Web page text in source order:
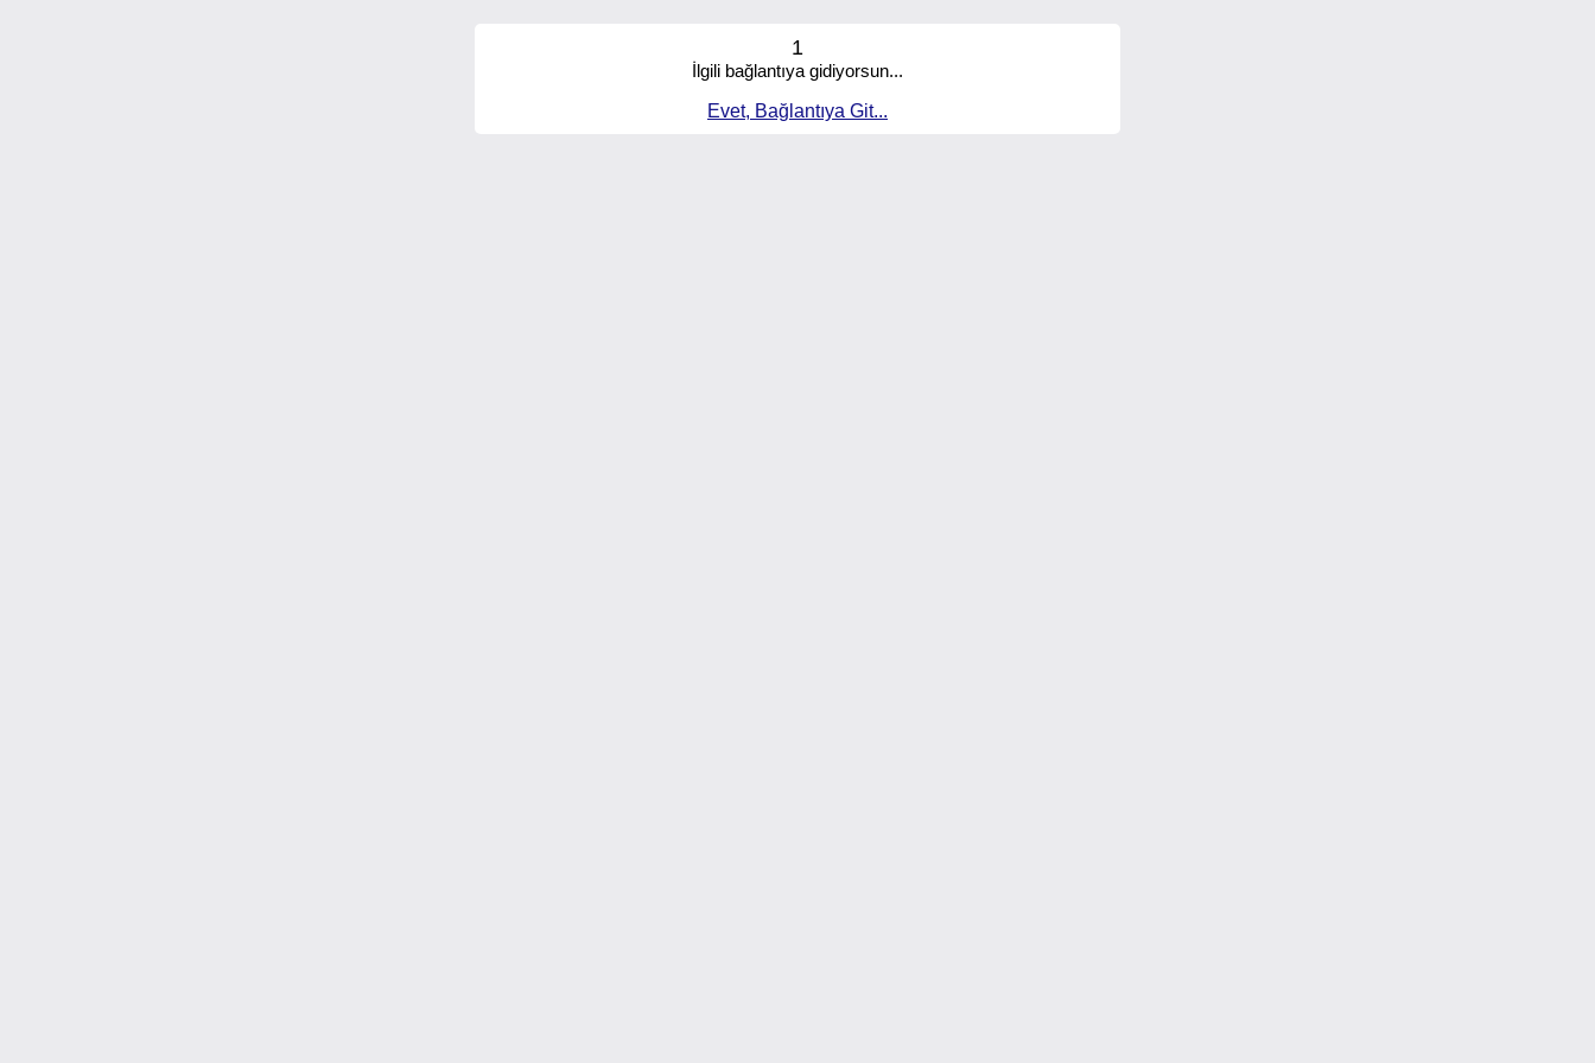
1
İlgili bağlantıya gidiyorsun...
Evet, Bağlantıya Git...